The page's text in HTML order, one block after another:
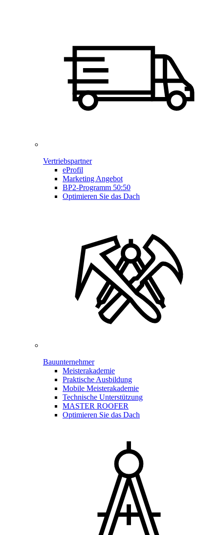
Vertriebspartner
eProfil
Marketing Angebot
BP2-Programm 50:50
Optimieren Sie das Dach
Bauunternehmer
Meisterakademie
Praktische Ausbildung
Mobile Meisterakademie
Technische Unterstützung
MASTER ROOFER
Optimieren Sie das Dach